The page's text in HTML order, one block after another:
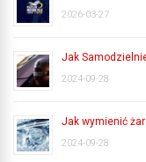
2026-03-27
Jak
2024-09-28
Jak wymienić
2024-09-28